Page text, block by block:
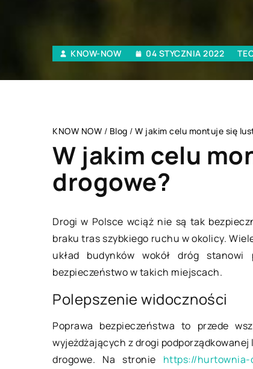
KNOW-NOW 04 STYCZNIA 2022
KNOW NOW / Blog / W jakim celu montuje się
W jakim celu
drogowe?
Drogi w Polsce wciąż nie są tak
braku tras szybkiego ruchu w okolicy.
układ budynków wokół dróg
bezpieczeństwo w takich miejscach.
Polepszenie widoczności
Poprawa bezpieczeństwa to przede
wyjeżdżających z drogi
drogowe. Na stronie https://hurtownia-
19 sierpnia 2020